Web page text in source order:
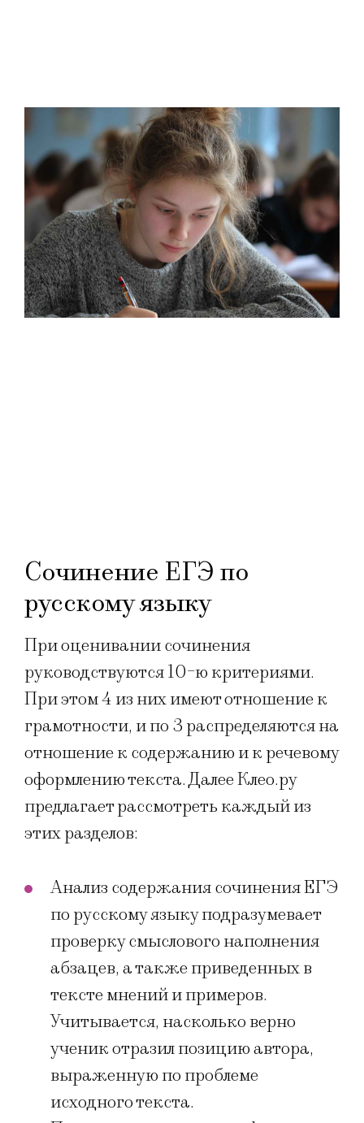
Сочинение ЕГЭ по
русскому языку
При оценивании сочинения
руководствуются 10-ю критериями.
При этом 4 из них имеют отношение к
грамотности, и по 3 распределяются на
отношение к содержанию и к речевому
оформлению текста. Далее Клео.ру
предлагает рассмотреть каждый из
этих разделов:
Анализ содержания сочинения ЕГЭ
по русскому языку подразумевает
проверку смыслового наполнения
абзацев, а также приведенных в
тексте мнений и примеров.
Учитывается, насколько верно
ученик отразил позицию автора,
выраженную по проблеме
исходного текста.